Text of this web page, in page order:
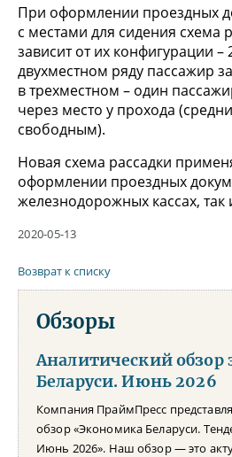
При оформлении проездных
с местами для сидения схема
зависит от их конфигурации –
двухместном ряду пассажир
в трехместном – один
через место у прохода
свободным).
Новая схема рассадки
оформлении проездных
железнодорожных кассах, так
2020-05-13
Возврат к списку
Обзоры
Аналитический
Беларуси. Июнь 2026
Компания ПраймПресс
обзор «Экономика Беларуси.
Июнь 2026». Наш обзор — это